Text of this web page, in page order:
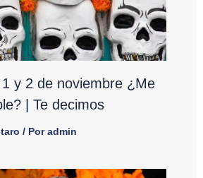
y 2 de noviembre ¿Me
| Te decimos
/ Poradmin